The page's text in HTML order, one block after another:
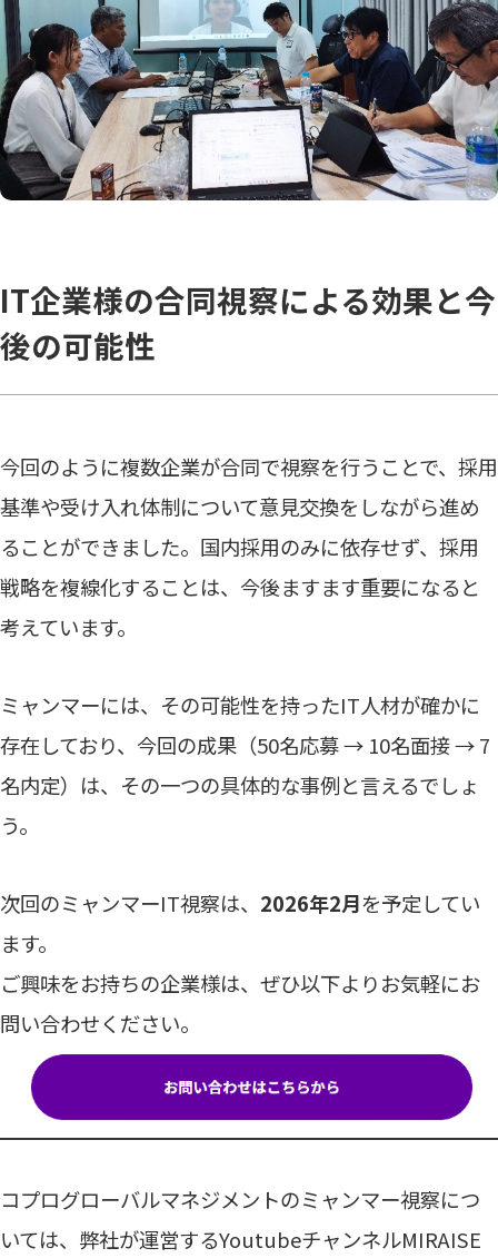
IT企業様の合同視察による効果と今
後の可能性
今回のように複数企業が合同で視察を行うことで、採用
基準や受け入れ体制について意見交換をしながら進め
ることができました。国内採用のみに依存せず、採用
戦略を複線化することは、今後ますます重要になると
考えています。
ミャンマーには、その可能性を持ったIT人材が確かに
存在しており、今回の成果（50名応募 → 10名面接 → 7
名内定）は、その一つの具体的な事例と言えるでしょ
う。
次回のミャンマーIT視察は、 2026年2月を予定してい
ます。
ご興味をお持ちの企業様は、ぜひ以下よりお気軽にお
問い合わせください。
コプログローバルマネジメントのミャンマー視察につ
いては、弊社が運営するYoutubeチャンネルMIRAISE